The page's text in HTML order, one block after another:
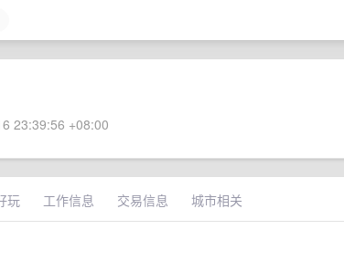
23:39:56 +08:00
玩 工作信息 交易信息 城市相关